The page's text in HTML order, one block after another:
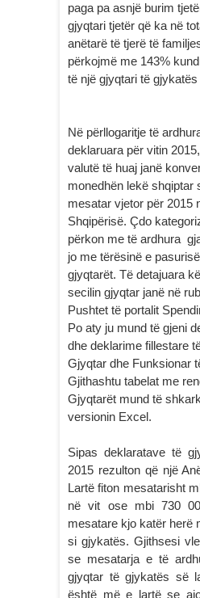
paga pa asnjë burim
gjyqtari tjetër që ka në
anëtarë të tjerë të
përkojmë me 143%
të një gjyqtari të gjykatës
Në përllogaritje të
deklaruara për vitin
valutë të huaj janë
monedhën lekë shqiptar
mesatar vjetor për 2015
Shqipërisë. Çdo
përkon me të ardhura
jo me tërësinë e
gjyqtarët. Të detajuara
secilin gjyqtar janë në
Pushtet të portalit
Po aty ju mund të gjeni
dhe deklarime fillestare
Gjyqtar dhe Funksionar
Gjithashtu tabelat me
Gjyqtarët mund të
versionin Excel.
Sipas deklaratave të
2015 rezulton që një
Lartë fiton mesatarisht
në vit ose mbi 730
mesatare kjo katër herë
si gjykatës. Gjithsesi
se mesatarja e të
gjyqtar të gjykatës së
është më e lartë se